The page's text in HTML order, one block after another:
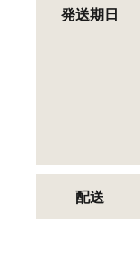
発送期日
配送